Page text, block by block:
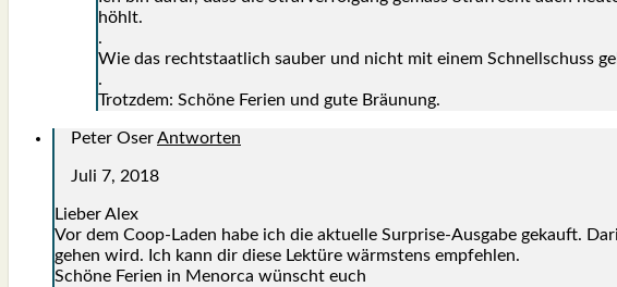
höhlt.
.
Wie das recht­staat­lich sau­ber und nicht mit einem Schnell­schuss
.
Trotz­dem: Schö­ne Feri­en und gute Bräu­nung.
Peter OserAntworten
Juli 7, 2018
Lie­ber Alex
Vor dem Coop-Laden habe ich die aktu­el­le Sur­pri­se-Aus­ga­be gekauft.
gehen wird. Ich kann dir die­se Lek­tü­re wärms­tens emp­feh­len.
Schö­ne Feri­en in Menor­ca wünscht euch